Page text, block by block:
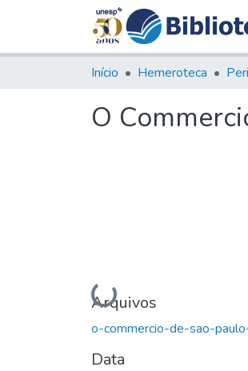
Início Hemeroteca
O
Carregando...
Arquivos
o-commercio-de-sao-
Data